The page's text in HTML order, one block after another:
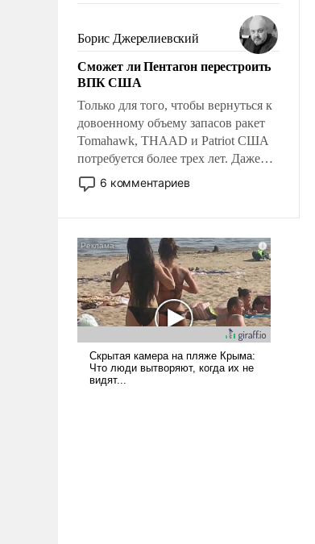
реализация радикально поднимет
наши боевые возможности.
Борис Джерелиевский
Сможет ли Пентагон перестроить
ВПК США
Только для того, чтобы вернуться к
довоенному объему запасов ракет
Tomahawk, THAAD и Patriot США
потребуется более трех лет. Даже
небольшая война с Ираном
опустошила американские
уязвимости США, например, перед
Китаем.
6 комментариев